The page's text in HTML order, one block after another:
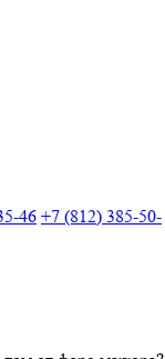
46 +7 (812) 385-50-